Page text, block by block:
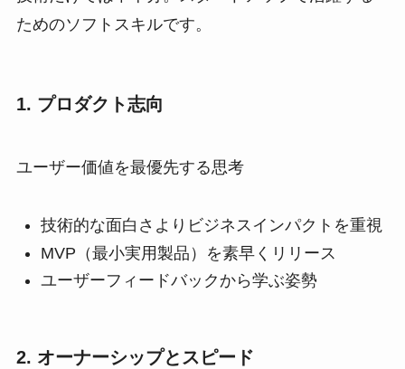
ためのソフトスキルです。
1. プロダクト志向
ユーザー価値を最優先する思考
技術的な面白さよりビジネスインパクトを重視
MVP（最小実用製品）を素早くリリース
ユーザーフィードバックから学ぶ姿勢
2. オーナーシップとスピード